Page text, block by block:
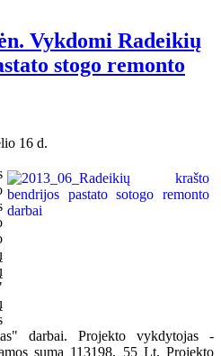
Vykdomi Radeikių
stogo remonto
16 d.
darbai. Projekto vykdytojas -
suma 113198, 55 Lt. Projekto